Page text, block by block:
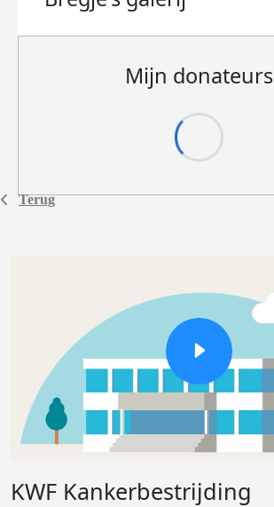
Terug
Mijn donateurs
KWF Kankerbestrijding